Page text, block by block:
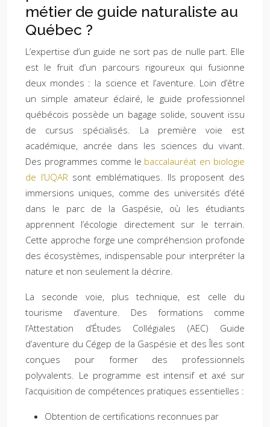
métier de guide naturaliste au
Québec ?
L’expertise d’un guide ne sort pas de nulle part. Elle
est le fruit d’un parcours rigoureux qui fusionne
deux mondes : la science et l’aventure. Loin d’être
un simple amateur éclairé, le guide professionnel
québécois possède un bagage solide, souvent issu
de cursus spécialisés. La première voie est
académique, ancrée dans les sciences du vivant.
Des programmes comme le baccalauréat en biologie
de l’UQARsont emblématiques. Ils proposent des
immersions uniques, comme des universités d’été
dans le parc de la Gaspésie, où les étudiants
apprennent l’écologie directement sur le terrain.
Cette approche forge une compréhension profonde
des écosystèmes, indispensable pour interpréter la
nature et non seulement la décrire.
La seconde voie, plus technique, est celle du
tourisme d’aventure. Des formations comme
l’Attestation d’Études Collégiales (AEC) Guide
d’aventure du Cégep de la Gaspésie et des Îles sont
conçues pour former des professionnels
polyvalents. Le programme est intensif et axé sur
l’acquisition de compétences pratiques essentielles :
Obtention de certifications reconnues par